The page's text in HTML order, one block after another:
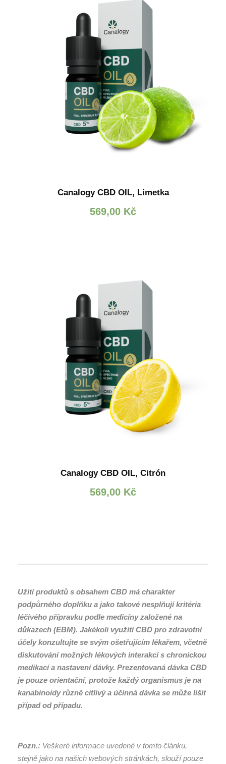
Canalogy CBD OIL, Limetka
569,00 Kč
Canalogy CBD OIL, Citrón
569,00 Kč
Užití produktů s obsahem CBD má charakter
podpůrného doplňku a jako takové nesplňují kritéria
léčivého přípravku podle medicíny založené na
důkazech (EBM). Jakékoli využití CBD pro zdravotní
účely konzultujte se svým ošetřujícím lékařem, včetně
diskutování možných lékových interakcí s chronickou
medikací a nastavení dávky. Prezentovaná dávka CBD
je pouze orientační, protože každý organismus je na
kanabinoidy různě citlivý a účinná dávka se může lišit
případ od případu.
Pozn.: Veškeré informace uvedené v tomto článku,
stejně jako na našich webových stránkách, slouží pouze